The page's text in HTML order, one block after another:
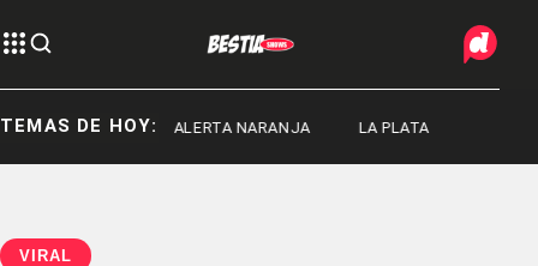
TEMAS DE HOY:
SENADO ALERTA NARANJA LA PLATA
VIRAL